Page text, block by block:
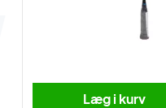
Læg i kurv